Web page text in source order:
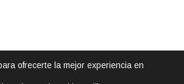
ofrecerte la mejor experiencia en